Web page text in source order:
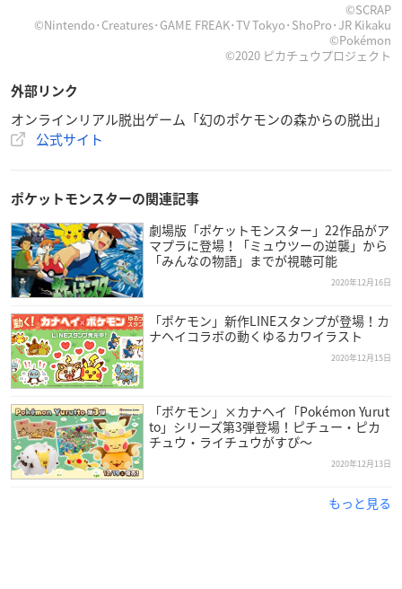
C賞：図書カード 500円分 30名様
D賞：「幻のポケモンの森からの脱出」謎解きキット 20名様
※スタンダードコースorファミリーコースを選択可能
©SCRAP
©Nintendo･Creatures･GAME FREAK･TV Tokyo･ShoPro･JR Kikaku
©Pokémon
©2020 ピカチュウプロジェクト
外部リンク
オンラインリアル脱出ゲーム「幻のポケモンの森からの脱出」
公式サイト
ポケットモンスターの関連記事
劇場版「ポケットモンスター」22作品がア
マプラに登場！「ミュウツーの逆襲」から
「みんなの物語」までが視聴可能
2020年12月16日
「ポケモン」新作LINEスタンプが登場！カ
ナヘイコラボの動くゆるカワイラスト
2020年12月15日
「ポケモン」×カナヘイ「Pokémon Yurut
to」シリーズ第3弾登場！ピチュー・ピカ
チュウ・ライチュウがすぴ〜
2020年12月13日
もっと見る